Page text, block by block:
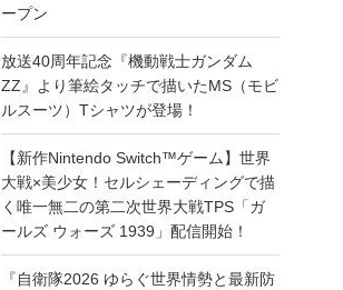
ープン
放送40周年記念『機動戦士ガンダム
ZZ』より筆絵タッチで描いたMS（モビ
ルスーツ）Tシャツが登場！
【新作Nintendo Switch™ゲーム】世界
大戦×美少女！セルシェーディングで描
く唯一無二の第二次世界大戦TPS「ガ
ールズ ウォーズ 1939」配信開始！
『自衛隊2026 ゆらぐ世界情勢と最新防